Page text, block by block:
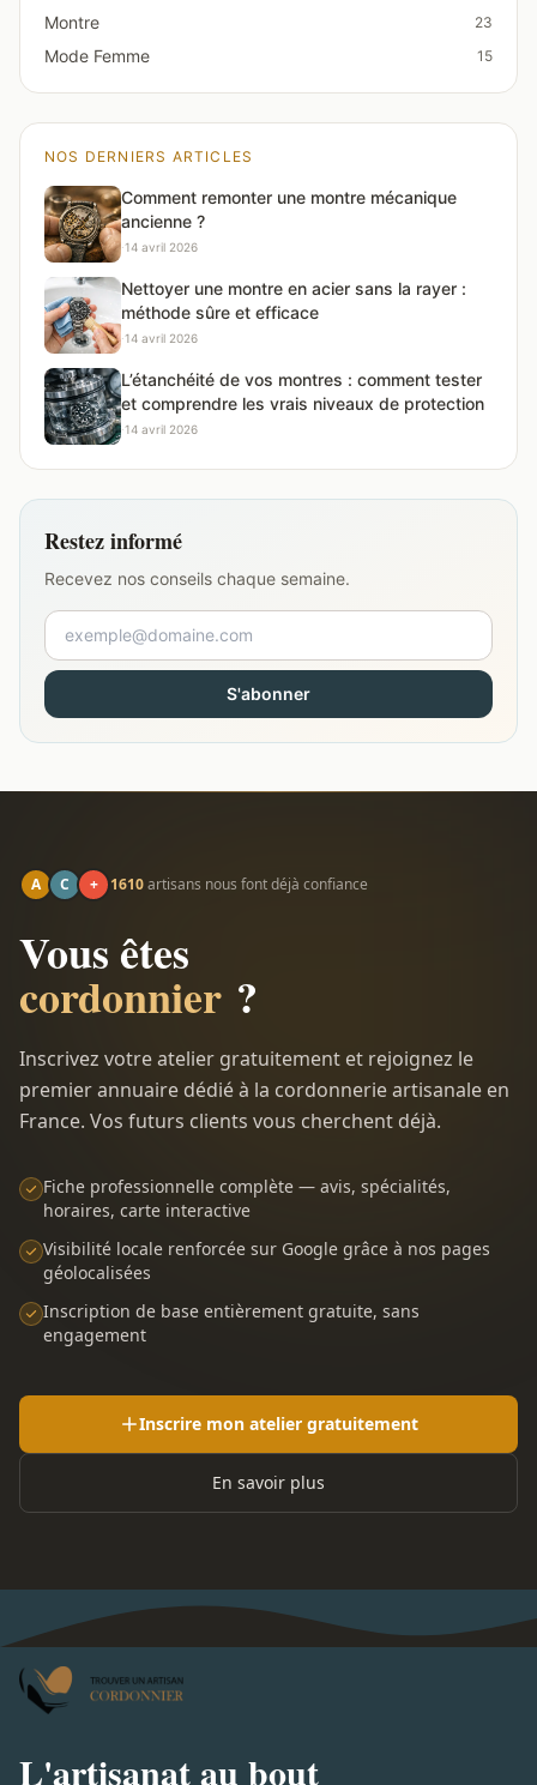
Montre 23
Mode Femme 15
NOS DERNIERS ARTICLES
Comment remonter une montre mécanique
ancienne ?
·14 avril 2026
Nettoyer une montre en acier sans la rayer :
méthode sûre et efficace
·14 avril 2026
L’étanchéité de vos montres : comment tester
et comprendre les vrais niveaux de protection
·14 avril 2026
Restez informé
Recevez nos conseils chaque semaine.
S'abonner
A C + 1610artisans nous font déjà confiance
Vous êtes
cordonnier ?
Inscrivez votre atelier gratuitement et rejoignez le
premier annuaire dédié à la cordonnerie artisanale en
France. Vos futurs clients vous cherchent déjà.
Fiche professionnelle complète — avis, spécialités,
horaires, carte interactive
Visibilité locale renforcée sur Google grâce à nos pages
géolocalisées
Inscription de base entièrement gratuite, sans
engagement
Inscrire mon atelier gratuitement
En savoir plus
L'artisanat au bout